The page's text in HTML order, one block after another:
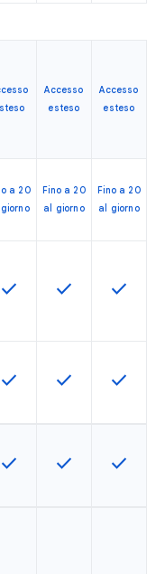
Accesso
esteso
Accesso
esteso
a 20
Fino a 20
al giorno
Fino a 20
al giorno
non è supportata
Questa funzionalità è
check Questa
check Questa
check
non è supportata
Questa funzionalità è
check Questa
check Questa
check
è disponibile
Questa funzionalità è
check Questa
check Questa
check